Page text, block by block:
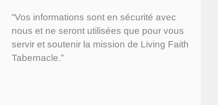
“Vos informations sont en sécurité avec
nous et ne seront utilisées que pour vous
servir et soutenir la mission de Living Faith
Tabernacle.”